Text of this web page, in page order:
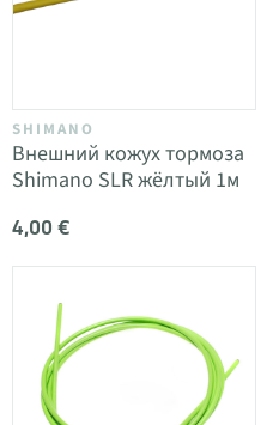
SHIMANO
Внешний кожух тормоза
Shimano SLR жёлтый 1м
4,00 €